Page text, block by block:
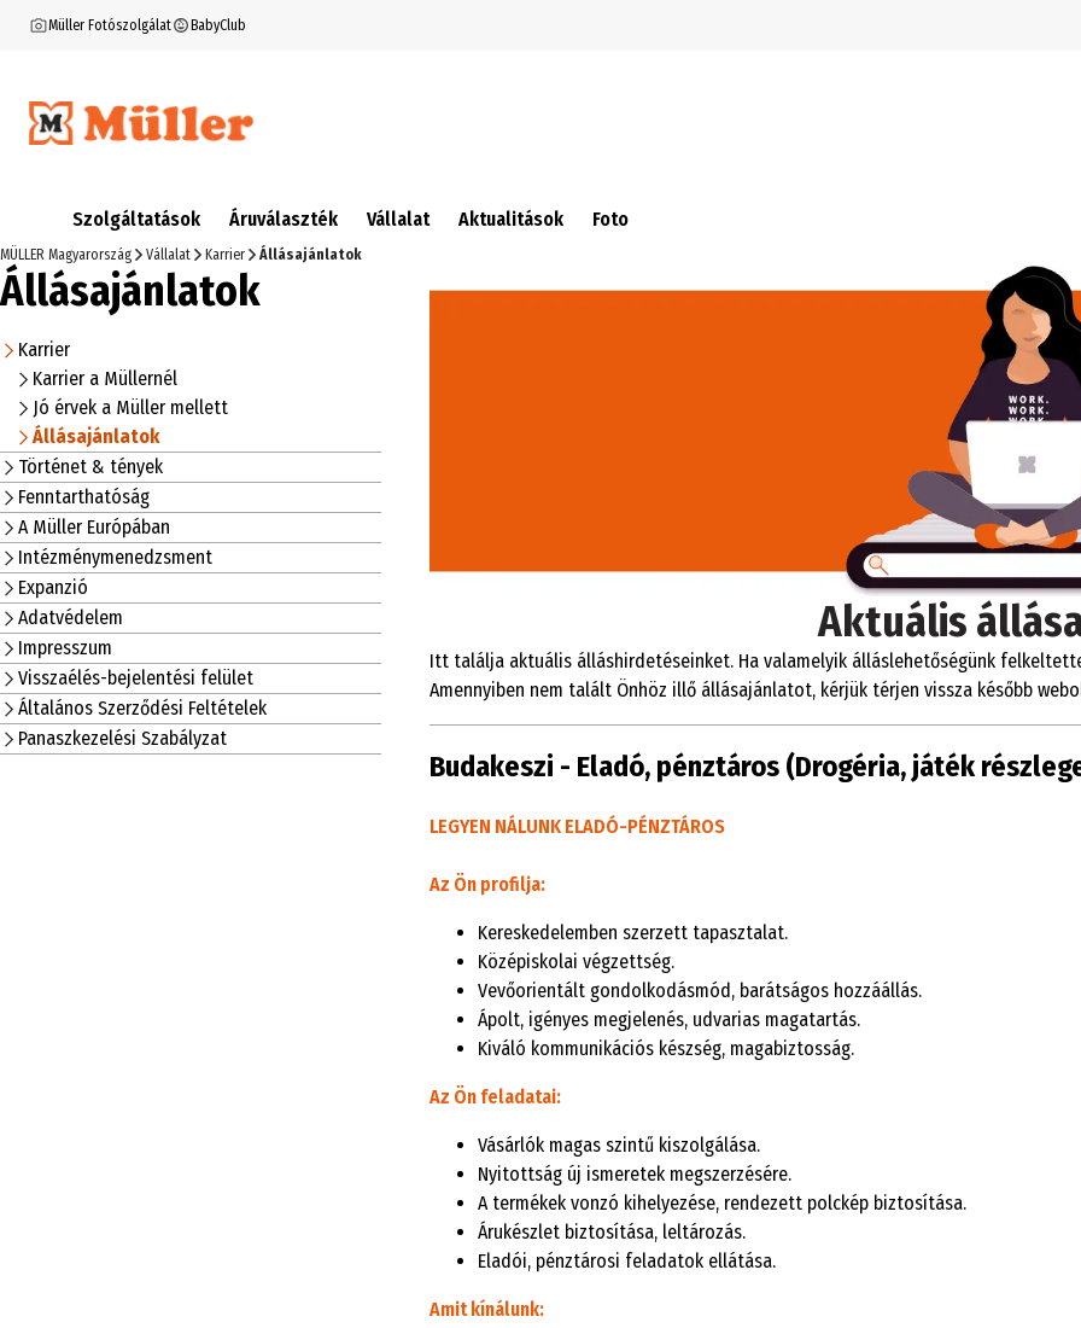
Müller Fotószolgálat BabyClub
Szolgáltatások Áruválaszték Vállalat Aktualitások Foto
MÜLLER Magyarország Vállalat Karrier Állásajánlatok
Állásajánlatok
Karrier
Karrier a Müllernél
Jó érvek a Müller mellett
Állásajánlatok
Történet & tények
Fenntarthatóság
A Müller Európában
Intézménymenedzsment
Expanzió
Adatvédelem
Impresszum
Visszaélés-bejelentési felület
Általános Szerződési Feltételek
Panaszkezelési Szabályzat
Aktuális
Itt találja aktuális álláshirdetéseinket. Ha valamelyik álláslehetőségünk
Amennyiben nem talált Önhöz illő állásajánlatot, kérjük térjen vissza később
Budakeszi - Eladó, pénztáros (Drogéria, játék
LEGYEN NÁLUNK ELADÓ-PÉNZTÁROS
Az Ön profilja:
Kereskedelemben szerzett tapasztalat.
Középiskolai végzettség.
Vevőorientált gondolkodásmód, barátságos hozzáállás.
Ápolt, igényes megjelenés, udvarias magatartás.
Kiváló kommunikációs készség, magabiztosság.
Az Ön feladatai:
Vásárlók magas szintű kiszolgálása.
Nyitottság új ismeretek megszerzésére.
A termékek vonzó kihelyezése, rendezett polckép biztosítása.
Árukészlet biztosítása, leltározás.
Eladói, pénztárosi feladatok ellátása.
Amit kínálunk: